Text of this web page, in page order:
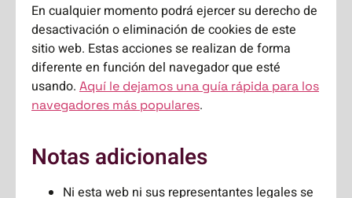
En cualquier momento podrá ejercer su derecho de
desactivación o eliminación de cookies de este
sitio web. Estas acciones se realizan de forma
diferente en función del navegador que esté
usando. Aquí le dejamos una guía rápida para los
navegadores más populares.
Notas adicionales
Ni esta web ni sus representantes legales se